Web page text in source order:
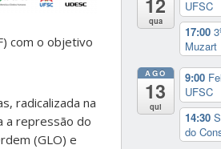
com o objetivo
radicalizada na
a repressão do
(GLO) e
qua
UFSC
17:00
Muzart
AGO
13
qui
9:00
UFSC
14:30
do